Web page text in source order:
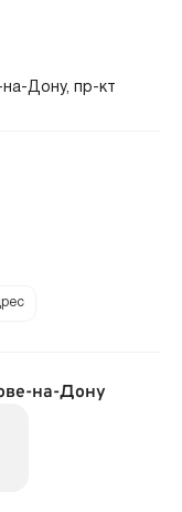
на-Дону, пр-кт
на-Дону